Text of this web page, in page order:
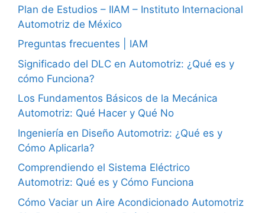
Plan de Estudios – IIAM – Instituto Internacional
Automotriz de México
Preguntas frecuentes | IAM
Significado del DLC en Automotriz: ¿Qué es y
cómo Funciona?
Los Fundamentos Básicos de la Mecánica
Automotriz: Qué Hacer y Qué No
Ingeniería en Diseño Automotriz: ¿Qué es y
Cómo Aplicarla?
Comprendiendo el Sistema Eléctrico
Automotriz: Qué es y Cómo Funciona
Cómo Vaciar un Aire Acondicionado Automotriz